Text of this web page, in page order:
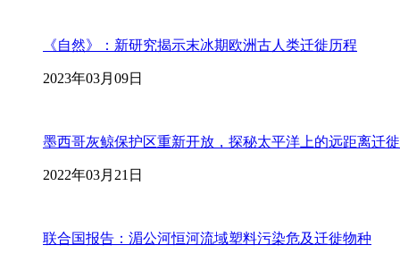
《自然》：新研究揭示末冰期欧洲古人类迁徙历程
2023年03月09日
墨西哥灰鲸保护区重新开放，探秘太平洋上的远距离迁
2022年03月21日
联合国报告：湄公河恒河流域塑料污染危及迁徙物种